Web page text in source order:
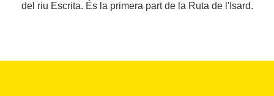
del riu Escrita. És la primera part de la Ruta de l'Isard.